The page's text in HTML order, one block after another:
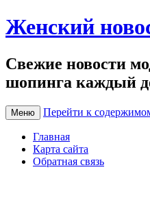
Женский
Свежие новости
шопинга каждый
Меню Перейти к
Главная
Карта сайта
Обратная связь